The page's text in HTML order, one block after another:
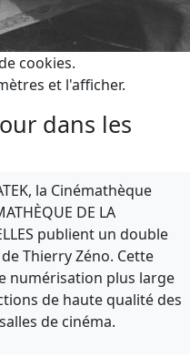
cookies.
et l'afficher.
dans les
la Cinémathèque
DE LA
publient un double
Thierry Zéno. Cette
numérisation plus large
de haute qualité des
de cinéma.